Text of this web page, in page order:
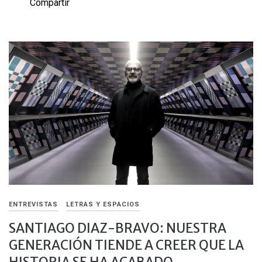
Compartir
ENTREVISTAS LETRAS Y ESPACIOS
SANTIAGO DIAZ-BRAVO: NUESTRA
GENERACIÓN TIENDE A CREER QUE LA